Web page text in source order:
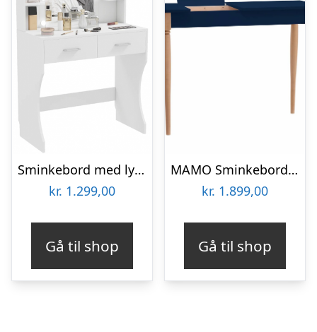
Sminkebord med lys og spejl i møbelplade H75 – 132 x B80 x D40 cm – Hvid
kr. 1.299,00
Gå til shop
MAMO Sminkebord med spejl – 105x35cm Marineblå
kr. 1.899,00
Gå til shop